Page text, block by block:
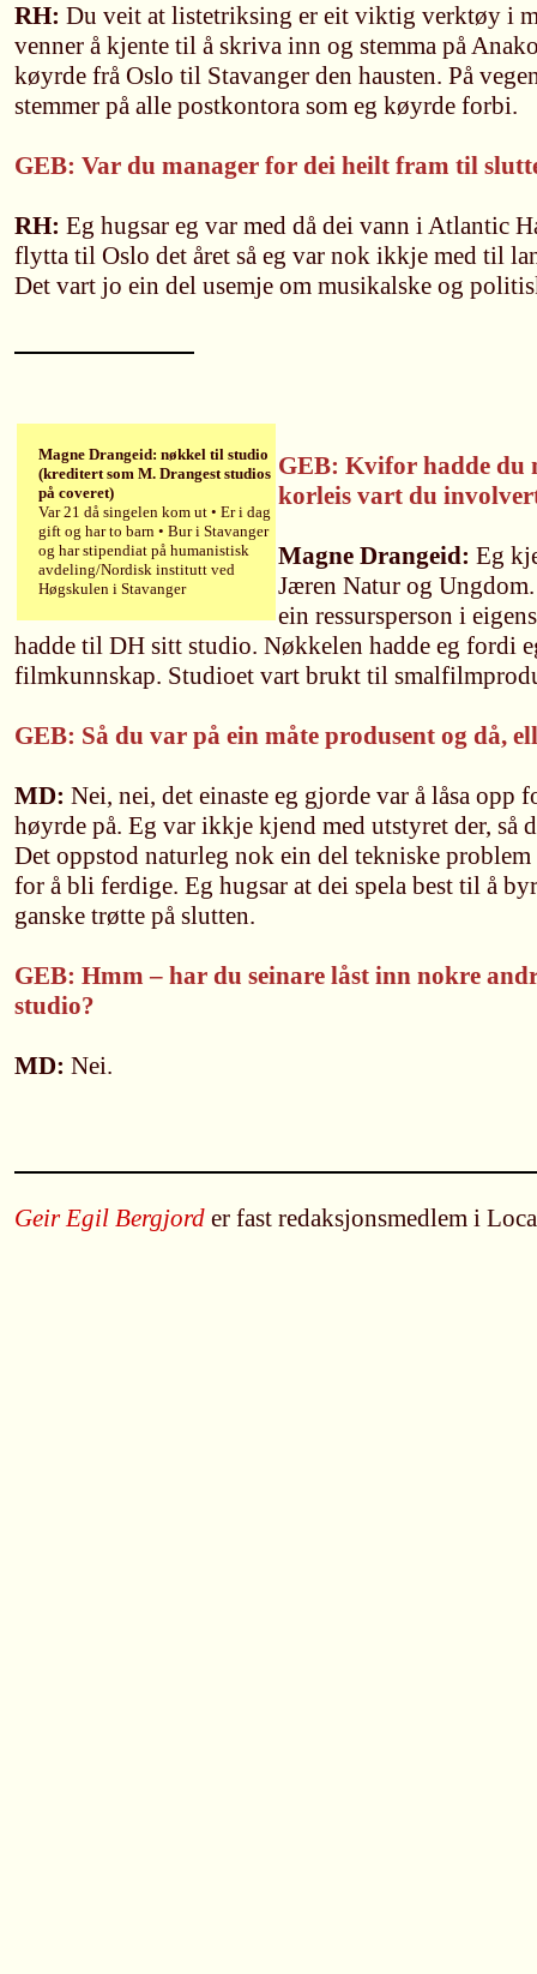
RH: Du veit at listetriksing er eit viktig verktøy i
venner å kjente til å skriva inn og stemma på
køyrde frå Oslo til Stavanger den hausten. På
stemmer på alle postkontora som eg køyrde forbi.
GEB: Var du manager for dei heilt fram til
RH: Eg hugsar eg var med då dei vann i Atlantic
flytta til Oslo det året så eg var nok ikkje med til
Det vart jo ein del usemje om musikalske og
Magne Drangeid: nøkkel til studio
(kreditert som M. Drangest studios
på coveret)
Var 21 då singelen kom ut • Er i dag
gift og har to barn • Bur i Stavanger
og har stipendiat på humanistisk
avdeling/Nordisk institutt ved
Høgskulen i Stavanger
GEB: Kvifor hadde du
korleis vart du
Magne Drangeid: Eg
Jæren Natur og
ein ressursperson i
hadde til DH sitt studio. Nøkkelen hadde eg fordi
filmkunnskap. Studioet vart brukt til
GEB: Så du var på ein måte produsent og då,
MD: Nei, nei, det einaste eg gjorde var å låsa opp
høyrde på. Eg var ikkje kjend med utstyret der, så
Det oppstod naturleg nok ein del tekniske problem
for å bli ferdige. Eg hugsar at dei spela best til å
ganske trøtte på slutten.
GEB: Hmm – har du seinare låst inn nokre
studio?
MD: Nei.
Geir Egil Bergjord er fast redaksjonsmedlem i